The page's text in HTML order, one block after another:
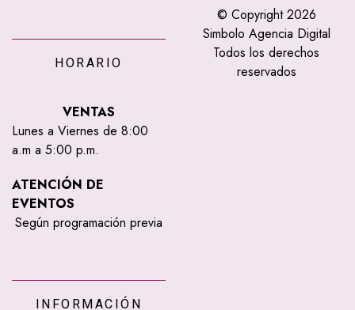
HORARIO
VENTAS
Lunes a Viernes de 8:00
a.m a 5:00 p.m.
ATENCIÓN DE
EVENTOS
Según programación previa
INFORMACIÓN
© Copyright 2026
Simbolo Agencia Digital
Todos los derechos
reservados